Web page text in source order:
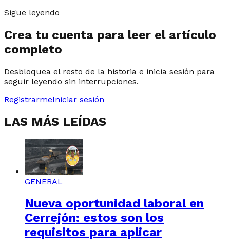
Sigue leyendo
Crea tu cuenta para leer el artículo
completo
Desbloquea el resto de la historia e inicia sesión para
seguir leyendo sin interrupciones.
RegistrarmeIniciar sesión
LAS MÁS LEÍDAS
GENERAL
Nueva oportunidad laboral en
Cerrejón: estos son los
requisitos para aplicar